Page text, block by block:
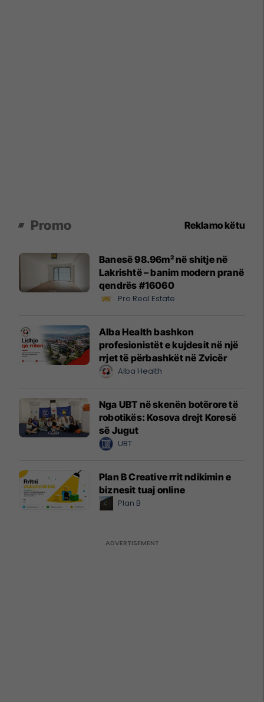
Promo Reklamo këtu
Banesë 98.96m² në shitje në
Lakrishtë – banim modern pranë
qendrës #16060
Pro Real Estate
Alba Health bashkon
profesionistët e kujdesit në një
rrjet të përbashkët në Zvicër
Alba Health
Nga UBT në skenën botërore të
robotikës: Kosova drejt Koresë
së Jugut
UBT
Plan B Creative rrit ndikimin e
biznesit tuaj online
Plan B